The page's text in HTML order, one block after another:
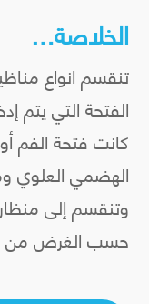
الخلاصة…
تنقسم انواع
الفتحة التي يتم
كانت فتحة الفم
الهضمي العلوي
وتنقسم إلى
حسب الغرض من